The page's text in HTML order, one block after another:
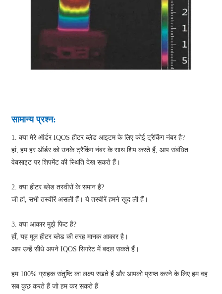
सामान्य प्रश्न:
1. क्या मेरे ऑर्डर IQOS हीटर ब्लेड आइटम के लिए कोई ट्रैकिंग नंबर है?
हां, हम हर ऑर्डर को उनके ट्रैकिंग नंबर के साथ शिप करते हैं, आप संबंधित
वेबसाइट पर शिपमेंट की स्थिति देख सकते हैं।
2. क्या हीटर ब्लेड तस्वीरों के समान है?
जी हां, सभी तस्वीरें असली हैं। ये तस्वीरें हमने खुद ली हैं।
3. क्या आकार मुझे फिट है?
हाँ, यह मूल हीटर ब्लेड की तरह मानक आकार है।
आप उन्हें सीधे अपने IQOS सिगरेट में बदल सकते हैं।
हम 100% ग्राहक संतुष्टि का लक्ष्य रखते हैं और आपको प्राप्त करने के लिए हम वह
सब कुछ करते हैं जो हम कर सकते हैं